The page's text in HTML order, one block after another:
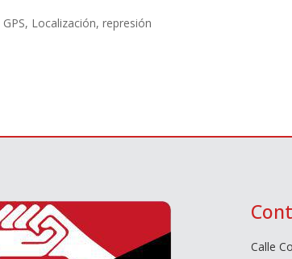
GPS, Localización,represión
Calle